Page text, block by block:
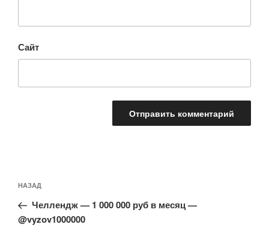
Сайт
по
записям
Предыдущая
запись:
НАЗАД
Челлендж — 1 000 000 руб в месяц —
@vyzov1000000